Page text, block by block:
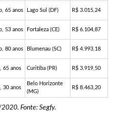
65 anos Lago Sul (DF) R$ 3.015,24
53 anos Fortaleza (CE) R$ 6.104,87
80 anos Blumenau (SC) R$ 4.993,18
65 anos Curitiba (PR) R$ 3.919,50
30 anos
Belo Horizonte
(MG)
R$ 8.463,20
Fonte: Segfy.